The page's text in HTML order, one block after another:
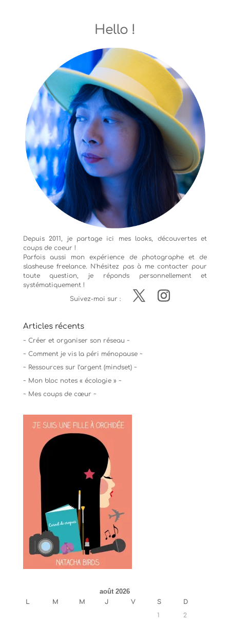
Hello !
Depuis 2011, je partage ici mes looks, découvertes et
coups de coeur !
Parfois aussi mon expérience de photographeet de
slasheuse freelance. N'hésitez pas à me contacter pour
toute question, je réponds personnellement et
systématiquement !
Suivez-moi sur :
Articles récents
~ Créer et organiser son réseau ~
~ Comment je vis la péri ménopause ~
~ Ressources sur l’argent (mindset) ~
~ Mon bloc notes « écologie » ~
~ Mes coups de cœur ~
août 2026
L M M J V S
D
1
2